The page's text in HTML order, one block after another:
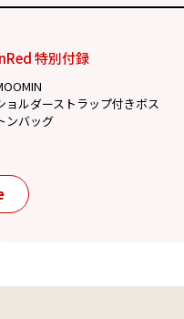
特別付録
ョルダーストラップ付きボス
ンバッグ